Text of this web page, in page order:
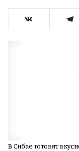
В Сибае готовят